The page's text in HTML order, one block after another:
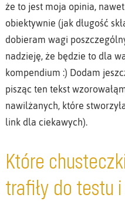
że to jest moja opinia,
obiektywnie (jak długość
dobieram wagi
nadzieję, że będzie to dla
kompendium :) Dodam
pisząc ten tekst
nawilżanych, które
link dla ciekawych).
Które
trafiły do testu